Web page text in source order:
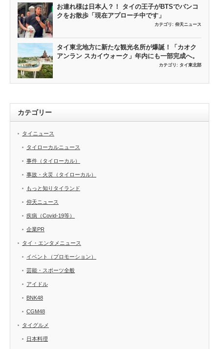
お連れ様は日本人？！ タイの王子がBTSでバンコ
クをお散歩「現在アプローチ中です」
カテゴリ: 仰天ニュース
タイ東北地方に新たな観光名所が爆誕！「カオク
アンラン スカイウォーク」年内にも一部完成へ。
カテゴリ: タイ東北部
カテゴリー
タイニュース
タイローカルニュース
事件（タイローカル）
事故・火災（タイローカル）
もっと知りタイランド
仰天ニュース
疾病（Covid-19等）
企業PR
タイ・エンタメニュース
イベント（プロモーション）
芸能・スポーツ全般
アイドル
BNK48
CGM48
タイグルメ
日本料理